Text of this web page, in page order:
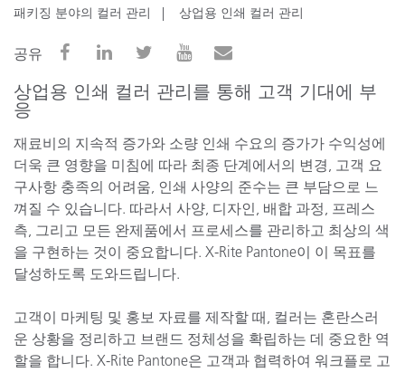
패키징 분야의 컬러 관리
상업용 인쇄 컬러 관리
공유
상업용 인쇄 컬러 관리를 통해 고객 기대에 부
응
재료비의 지속적 증가와 소량 인쇄 수요의 증가가 수익성에
더욱 큰 영향을 미침에 따라 최종 단계에서의 변경, 고객 요
구사항 충족의 어려움, 인쇄 사양의 준수는 큰 부담으로 느
껴질 수 있습니다. 따라서 사양, 디자인, 배합 과정, 프레스
측, 그리고 모든 완제품에서 프로세스를 관리하고 최상의 색
을 구현하는 것이 중요합니다. X-Rite Pantone이 이 목표를
달성하도록 도와드립니다.
고객이 마케팅 및 홍보 자료를 제작할 때, 컬러는 혼란스러
운 상황을 정리하고 브랜드 정체성을 확립하는 데 중요한 역
할을 합니다. X-Rite Pantone은 고객과 협력하여 워크플로 고